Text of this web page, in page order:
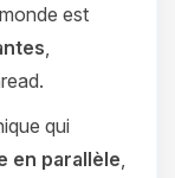
est
qui
en parallèle